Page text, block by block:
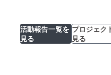
活動報告一覧を
見る
プロジェク
見る